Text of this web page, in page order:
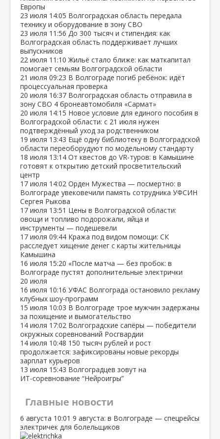
Европы
23 июля 14:05 Волгоградская область передала
технику и оборудование в зону СВО
23 июля 11:56 До 300 тысяч и стипендия: как
Волгоградская область поддерживает лучших
выпускников
22 июля 11:10 Жильё стало ближе: как маткапитал
помогает семьям Волгоградской области
21 июля 09:23 В Волгограде погиб ребёнок: идёт
процессуальная проверка
20 июля 16:37 Волгоградская область отправила в
зону СВО 4 бронеавтомобиля «Сармат»
20 июля 14:15 Новое условие для единого пособия в
Волгоградской области: с 21 июля нужен
подтверждённый уход за родственником
19 июля 13:43 Ещё одну библиотеку в Волгоградской
области переоборудуют по модельному стандарту
18 июля 13:14 От квестов до VR‑туров: в Камышине
готовят к открытию детский просветительский
центр
17 июля 14:02 Орден Мужества — посмертно: в
Волгограде увековечили память сотрудника УФСИН
Сергея Рыкова
17 июля 13:51 Цены в Волгоградской области:
овощи и топливо подорожали, яйца и
инструменты — подешевели
17 июля 09:44 Кража под видом помощи: СК
расследует хищение денег с карты жительницы
Камышина
16 июля 15:20 «После матча — без пробок: в
Волгограде пустят дополнительные электрички
20 июля
16 июля 10:16 УФАС Волгограда остановило рекламу
клубных шоу‑программ
15 июля 10:03 В Волгограде трое мужчин задержаны
за похищение и вымогательство
14 июля 17:02 Волгоградские сапёры — победители
окружных соревнований Росгвардии
14 июля 10:48 150 тысяч рублей и рост
продолжается: зафиксированы новые рекорды
зарплат курьеров
13 июля 15:43 Волгоградцев зовут на
ИТ‑соревнование “Нейроигры”
Главные новости
6 августа 10:01 9 августа: в Волгограде — спецрейсы
электричек для болельщиков